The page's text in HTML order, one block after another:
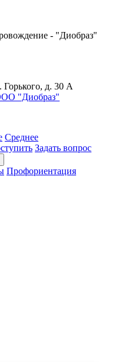
- "Диобраз"
Горького, д. 30 А
"Диобраз"
Среднее
Задать вопрос
Профориентация